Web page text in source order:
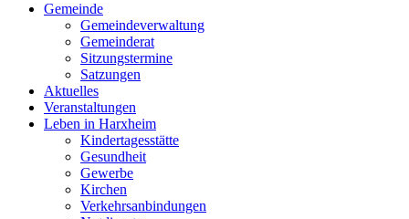
Gemeinde
Gemeindeverwaltung
Gemeinderat
Sitzungstermine
Satzungen
Aktuelles
Veranstaltungen
Leben in Harxheim
Kindertagesstätte
Gesundheit
Gewerbe
Kirchen
Verkehrsanbindungen